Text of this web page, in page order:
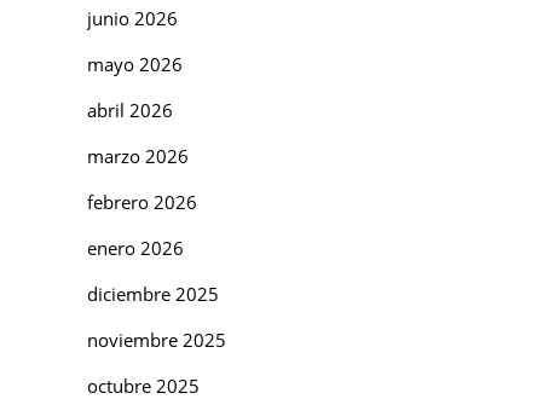
junio 2026
mayo 2026
abril 2026
marzo 2026
febrero 2026
enero 2026
diciembre 2025
noviembre 2025
octubre 2025